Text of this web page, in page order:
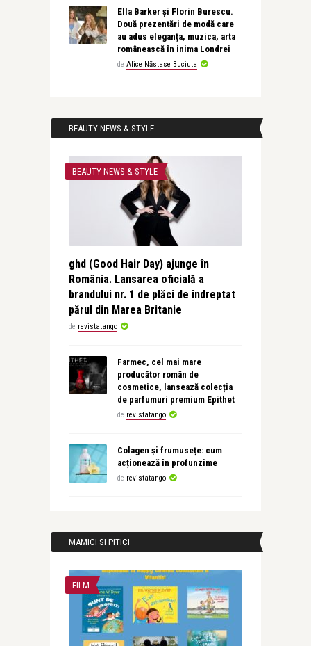
Ella Barker și Florin Burescu.
Două prezentări de modă care
au adus eleganța, muzica, arta
românească în inima Londrei
de Alice Năstase Buciuta
BEAUTY NEWS & STYLE
BEAUTY NEWS & STYLE
ghd (Good Hair Day) ajunge în
România. Lansarea oficială a
brandului nr. 1 de plăci de îndreptat
părul din Marea Britanie
de revistatango
Farmec, cel mai mare
producător român de
cosmetice, lansează colecția
de parfumuri premium Epithet
de revistatango
Colagen și frumusețe: cum
acționează în profunzime
de revistatango
MAMICI SI PITICI
FILM